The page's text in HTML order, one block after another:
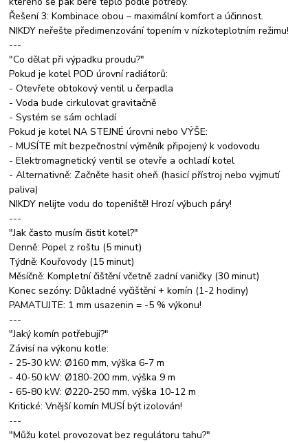
Řešení 3: Kombinace obou – maximální komfort a účinnost.
NIKDY neřešte předimenzování topením v nízkoteplotním režimu!
---
"Co dělat při výpadku proudu?"
Pokud je kotel POD úrovní radiátorů:
- Otevřete obtokový ventil u čerpadla
- Voda bude cirkulovat gravitačně
- Systém se sám ochladí
Pokud je kotel NA STEJNÉ úrovni nebo VÝŠE:
- MUSÍTE mít bezpečnostní výměník připojený k vodovodu
- Elektromagnetický ventil se otevře a ochladí kotel
- Alternativně: Začněte hasit oheň (hasicí přístroj nebo vyjmutí
paliva)
NIKDY nelijte vodu do topeniště! Hrozí výbuch páry!
---
"Jak často musím čistit kotel?"
Denně: Popel z roštu (5 minut)
Týdně: Kouřovody (15 minut)
Měsíčně: Kompletní čištění včetně zadní vaničky (30 minut)
Konec sezóny: Důkladné vyčištění + komín (1-2 hodiny)
PAMATUJTE: 1 mm usazenin = -5 % výkonu!
---
"Jaký komín potřebuji?"
Závisí na výkonu kotle:
- 25-30 kW: Ø160 mm, výška 6-7 m
- 40-50 kW: Ø180-200 mm, výška 9 m
- 65-80 kW: Ø220-250 mm, výška 10-12 m
Kritické: Vnější komín MUSÍ být izolován!
---
"Můžu kotel provozovat bez regulátoru tahu?"